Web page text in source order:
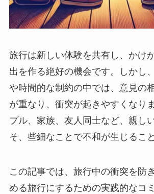
旅行は新しい体験を共有し、かけ
出を作る絶好の機会です。しかし
や時間的な制約の中では、意見の
が重なり、衝突が起きやすくなり
プル、家族、友人同士など、親し
そ、些細なことで不和が生じるこ
この記事では、旅行中の衝突を防
める旅行にするための実践的なコ